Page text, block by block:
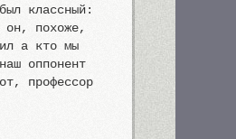
классный:
он, похоже,
а кто мы
оппонент
профессор